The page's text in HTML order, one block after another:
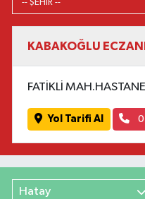
KABAKOĞLU
FATİKLİ
Yol Tarifi Al 0
Hatay